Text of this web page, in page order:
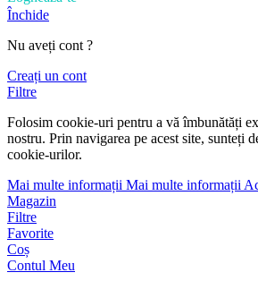
Închide
Nu aveți cont ?
Creați un cont
Filtre
Folosim cookie-uri pentru a vă îmbunătăți
nostru. Prin navigarea pe acest site, sunteți
cookie-urilor.
Mai multe informații Mai multe informații
Magazin
Filtre
Favorite
Coș
Contul Meu